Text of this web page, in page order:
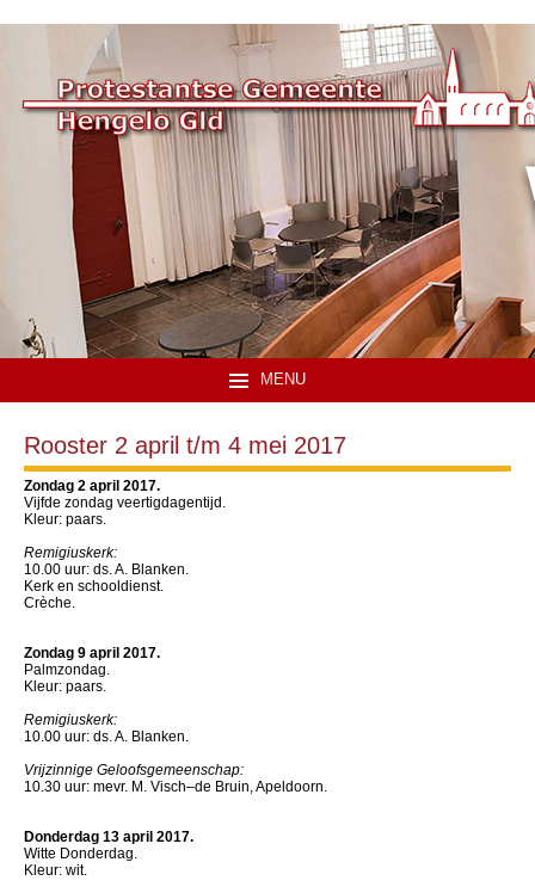
MENU
Rooster 2 april t/m 4 mei 2017
Zondag 2 april 2017.
Vijfde zondag veertigdagentijd.
Kleur: paars.
Remigiuskerk:
10.00 uur: ds. A. Blanken.
Kerk en schooldienst.
Crèche.
Zondag 9 april 2017.
Palmzondag.
Kleur: paars.
Remigiuskerk:
10.00 uur: ds. A. Blanken.
Vrijzinnige Geloofsgemeenschap:
10.30 uur: mevr. M. Visch–de Bruin, Apeldoorn.
Donderdag 13 april 2017.
Witte Donderdag.
Kleur: wit.